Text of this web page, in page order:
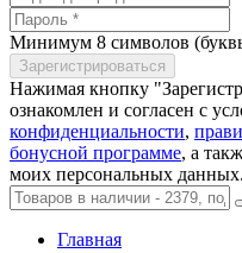
Минимум 8 символов
Нажимая кнопку
ознакомлен и согласен с
конфиденциальности,
бонусной программе, а
моих персональных данных.
Главная